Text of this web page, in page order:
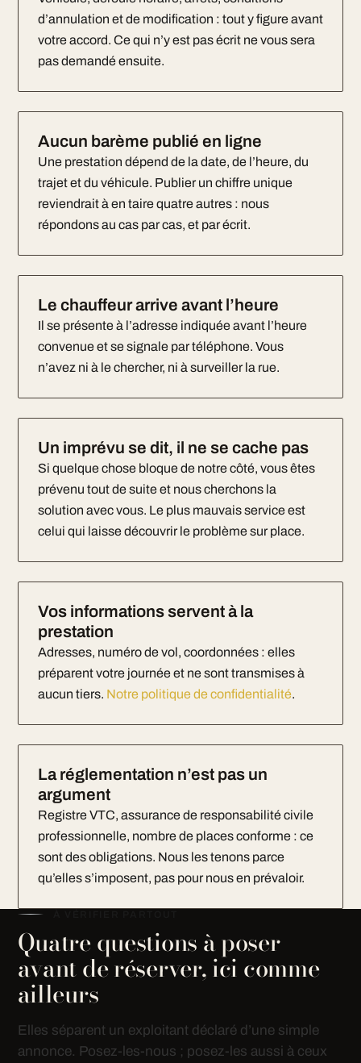
d’annulation et de modification : tout y figure avant
votre accord. Ce qui n’y est pas écrit ne vous sera
pas demandé ensuite.
Aucun barème publié en ligne
Une prestation dépend de la date, de l’heure, du
trajet et du véhicule. Publier un chiffre unique
reviendrait à en taire quatre autres : nous
répondons au cas par cas, et par écrit.
Le chauffeur arrive avant l’heure
Il se présente à l’adresse indiquée avant l’heure
convenue et se signale par téléphone. Vous
n’avez ni à le chercher, ni à surveiller la rue.
Un imprévu se dit, il ne se cache pas
Si quelque chose bloque de notre côté, vous êtes
prévenu tout de suite et nous cherchons la
solution avec vous. Le plus mauvais service est
celui qui laisse découvrir le problème sur place.
Vos informations servent à la
prestation
Adresses, numéro de vol, coordonnées : elles
préparent votre journée et ne sont transmises à
aucun tiers. Notre politique de confidentialité.
La réglementation n’est pas un
argument
Registre VTC, assurance de responsabilité civile
professionnelle, nombre de places conforme : ce
sont des obligations. Nous les tenons parce
qu’elles s’imposent, pas pour nous en prévaloir.
Quatre questions à poser
avant de réserver, ici comme
ailleurs
Elles séparent un exploitant déclaré d’une simple
annonce. Posez-les-nous ; posez-les aussi à ceux